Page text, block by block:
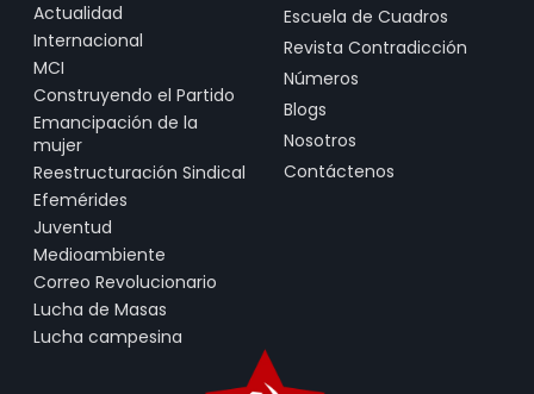
Actualidad
Internacional
MCI
Construyendo el Partido
Emancipación de la
mujer
Reestructuración Sindical
Efemérides
Juventud
Medioambiente
Correo Revolucionario
Lucha de Masas
Lucha campesina
Escuela de Cuadros
Revista Contradicción
Números
Blogs
Nosotros
Contáctenos